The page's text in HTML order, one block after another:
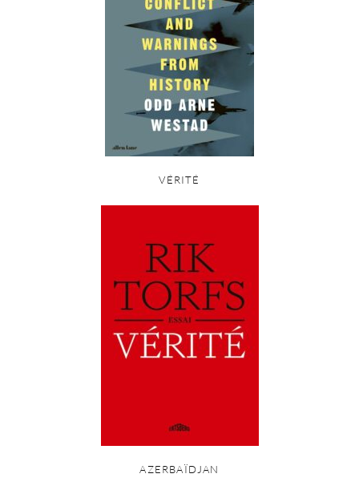
VÉRITÉ
AZERBAÏDJAN